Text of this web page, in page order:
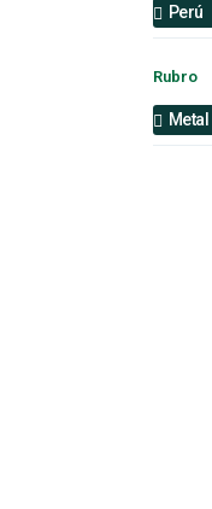
Perú
Rubro
Metal